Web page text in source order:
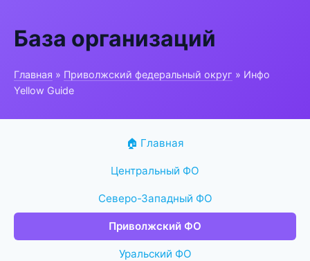
База организаций
Главная » Приволжский федеральный округ » Инфо
Yellow Guide
🏠 Главная
Центральный ФО
Северо-Западный ФО
Приволжский ФО
Уральский ФО